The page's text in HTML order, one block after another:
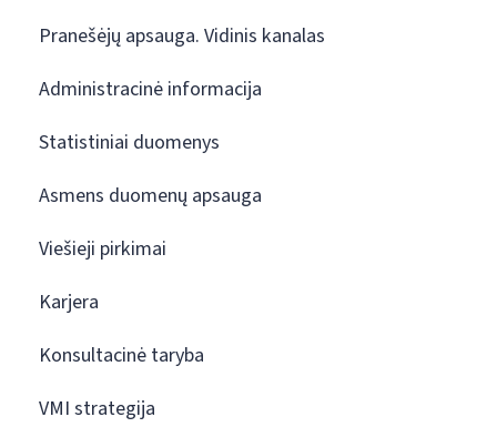
Pranešėjų apsauga. Vidinis kanalas
Administracinė informacija
Statistiniai duomenys
Asmens duomenų apsauga
Viešieji pirkimai
Karjera
Konsultacinė taryba
VMI strategija